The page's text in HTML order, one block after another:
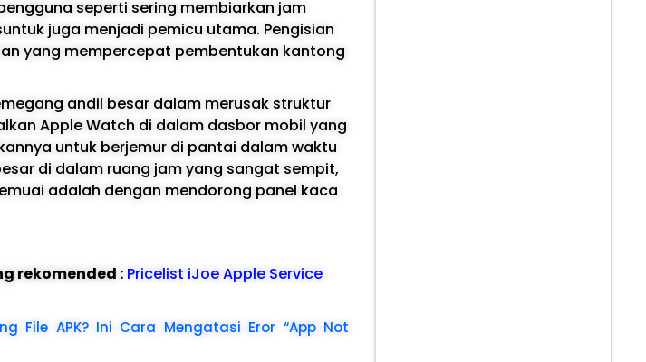
seperti sering membiarkan jam
juga menjadi pemicu utama. Pengisian
yang mempercepat pembentukan kantong
andil besar dalam merusak struktur
Apple Watch di dalam dasbor mobil yang
untuk berjemur di pantai dalam waktu
di dalam ruang jam yang sangat sempit,
adalah dengan mendorong panel kaca
rekomended : Pricelist iJoe Apple Service
File APK? Ini Cara Mengatasi Eror “App Not